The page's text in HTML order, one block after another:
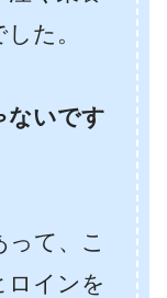
た。
ないです
て、こ
ロインを